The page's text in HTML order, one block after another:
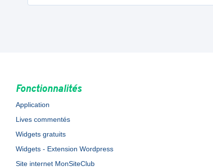
Fonctionnalités
Application
Lives commentés
Widgets gratuits
Widgets - Extension Wordpress
Site internet MonSiteClub